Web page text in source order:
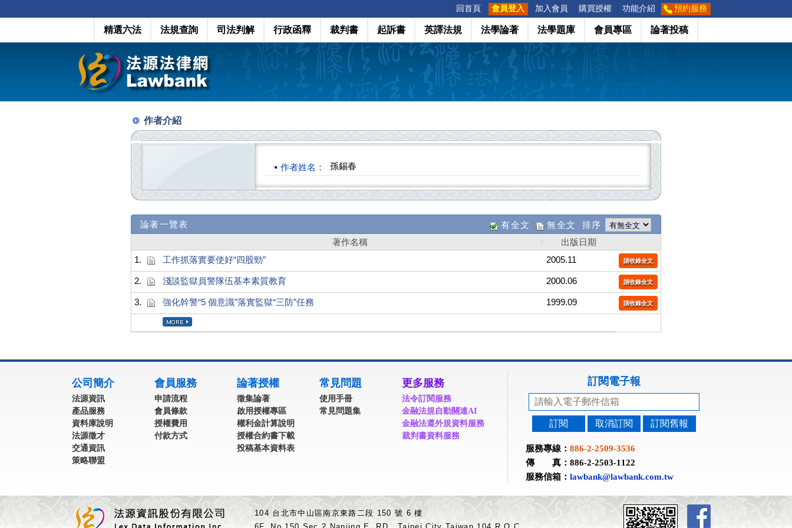
回首頁 會員登入 加入會員 購買授權 功能介紹 預約服務
精選六法 法規查詢 司法判解 行政函釋 裁判書 起訴書 英譯法規 法學論著 法學題庫 會員專區 論著投稿
作者介紹
作者姓名： 孫錫春
論著一覽表 有全文 無全文 排序
著作名稱
出版日期
1.
工作抓落實要使好“四股勁” 2005.11 請收錄全文
2. 淺談監獄員警隊伍基本素質教育 2000.06 請收錄全文
3. 強化幹警“5 個意識”落實監獄“三防”任務 1999.09 請收錄全文
公司簡介
法源資訊
產品服務
資料庫說明
法源徵才
交通資訊
策略聯盟
會員服務
申請流程
會員條款
授權費用
付款方式
論著授權
徵集論著
啟用授權專區
權利金計算說明
授權合約書下載
投稿基本資料表
常見問題
使用手冊
常見問題集
更多服務
法令訂閱服務
金融法規自動關連AI
金融法遵外規資料服務
裁判書資料服務
訂閱電子報
訂閱 取消訂閱 訂閱舊報
服務專線： 886-2-2509-3536
傳 真：886-2-2503-1122
服務信箱： lawbank@lawbank.com.tw
104 台北市中山區南京東路二段 150 號 6 樓